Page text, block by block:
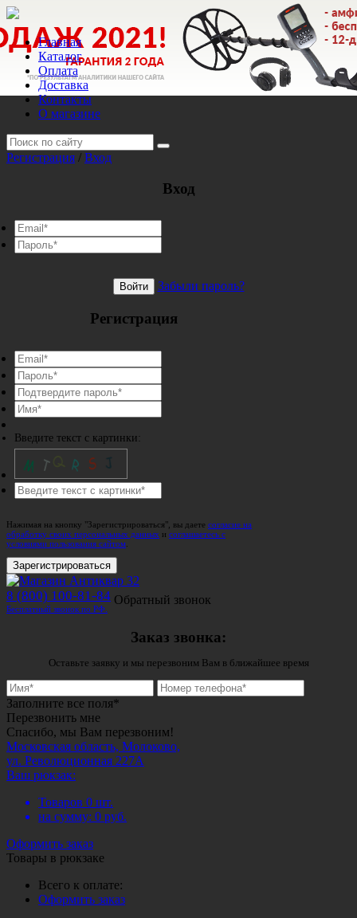
Главная
Каталог
Оплата
Доставка
Контакты
О магазине
Регистрация / Вход
Вход
Войти Забыли пароль?
Регистрация
Введите текст с картинки:
Нажимая на кнопку "Зарегистрироваться", вы даете согласие на
обработку своих персональных данных и соглашаетесь с
условиями пользования сайтом
Зарегистрироваться
8 (800) 100-81-84
Бесплатный звонок по РФ.
Обратный звонок
Заказ звонка:
Оставьте заявку и мы перезвоним Вам в ближайшее время
Заполните все поля*
Перезвонить мне
Спасибо, мы Вам перезвоним!
Московская область, Молоково,
ул. Революционная 227А
Ваш рюкзак:
Товаров 0 шт.
на сумму: 0 руб.
Оформить заказ
Товары в рюкзаке
Всего к оплате:
Оформить заказ